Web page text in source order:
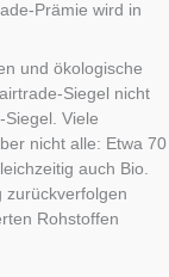
Prämie wird in
und ökologische
Siegel nicht
Viele
nicht alle: Etwa 70
auch Bio.
zurückverfolgen
Rohstoffen